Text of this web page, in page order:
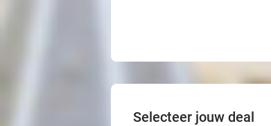
Selecteer jouw deal